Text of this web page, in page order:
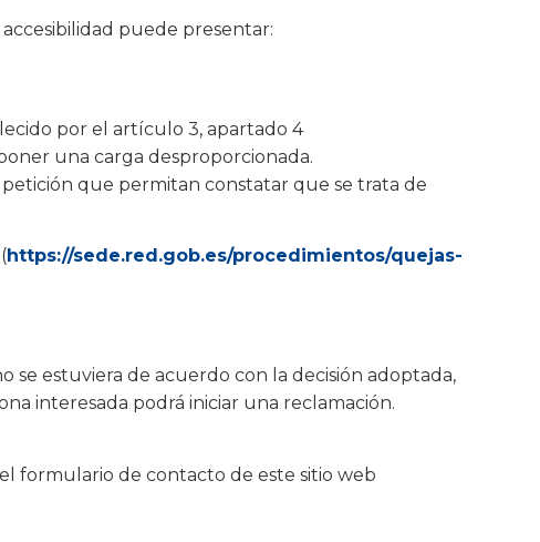
puede presentar:
por el artículo 3, apartado 4
una carga desproporcionada.
petición que permitan constatar que se trata de
https://sede.red.gob.es/procedimientos/quejas-
se estuviera de acuerdo con la decisión adoptada,
interesada podrá iniciar una reclamación.
formulario de contacto de este sitio web